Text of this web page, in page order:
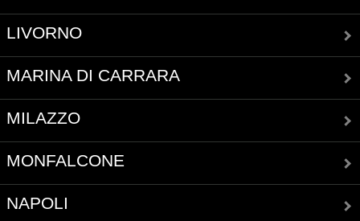
LIVORNO
MARINA DI CARRARA
MILAZZO
MONFALCONE
NAPOLI